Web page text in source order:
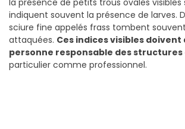
la présence de petits trous ovales visibles
indiquent souvent la présence de larves.
sciure fine appelés frass tombent
attaquées. Ces indices visibles
personne responsable des structures
particulier comme professionnel.